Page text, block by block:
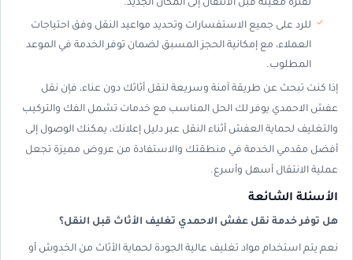
لفترة معينة قبل الانتقال إلى المكان الجديد.
للرد على جميع الاستفسارات وتحديد مواعيد النقل وفق احتياجات
العملاء، مع إمكانية الحجز المسبق لضمان توفر الخدمة في الموعد
المطلوب.
إذا كنت تبحث عن طريقة آمنة وسريعة لنقل أثاثك دون عناء، فإن نقل
عفش الاحمدي يوفر لك الحل المناسب مع خدمات تشمل الفك والتركيب
والتغليف لحماية العفش أثناء النقل عبر دليل إعلانك، يمكنك الوصول إلى
أفضل مقدمي الخدمة في منطقتك والاستفادة من عروض مميزة تجعل
عملية الانتقال أسهل وأسرع.
الأسئلة الشائعة
هل توفر خدمة نقل عفش الاحمدي تغليف الأثاث قبل النقل؟
نعم يتم استخدام مواد تغليف عالية الجودة لحماية الأثاث من الخدوش أو